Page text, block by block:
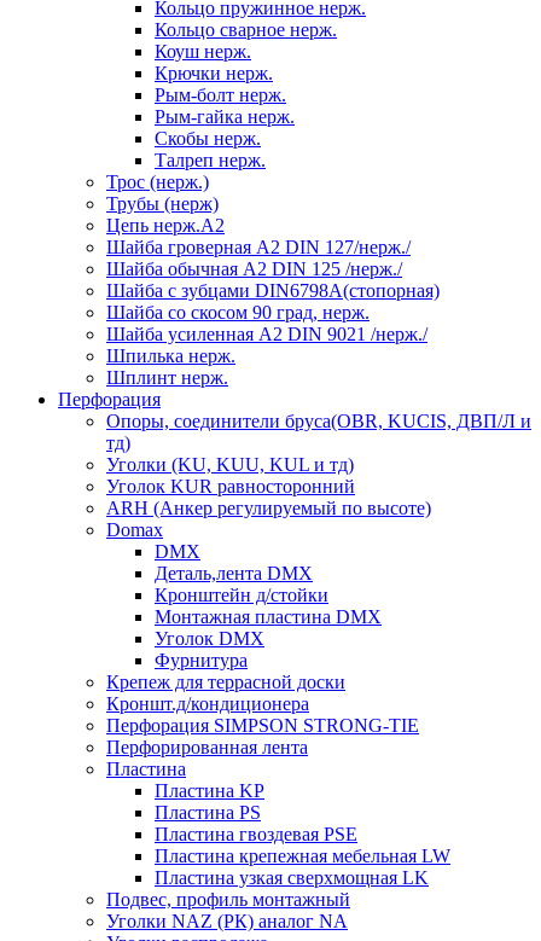
Кольцо пружинное нерж.
Кольцо сварное нерж.
Коуш нерж.
Крючки нерж.
Рым-болт нерж.
Рым-гайка нерж.
Скобы нерж.
Талреп нерж.
Трос (нерж.)
Трубы (нерж)
Цепь нерж.А2
Шайба гроверная А2 DIN 127/нерж./
Шайба обычная А2 DIN 125 /нерж./
Шайба с зубцами DIN6798А(стопорная)
Шайба со скосом 90 град, нерж.
Шайба усиленная А2 DIN 9021 /нерж./
Шпилька нерж.
Шплинт нерж.
Перфорация
Опоры, соединители бруса(OBR, KUCIS, ДВП/Л и
тд)
Уголки (KU, KUU, KUL и тд)
Уголок KUR равносторонний
ARH (Анкер регулируемый по высоте)
Domax
DMX
Деталь,лента DMX
Кронштейн д/стойки
Монтажная пластина DMX
Уголок DMX
Фурнитура
Крепеж для террасной доски
Кроншт.д/кондиционера
Перфорация SIMPSON STRONG-TIE
Перфорированная лента
Пластина
Пластина KP
Пластина PS
Пластина гвоздевая PSE
Пластина крепежная мебельная LW
Пластина узкая сверхмощная LK
Подвес, профиль монтажный
Уголки NAZ (РК) аналог NA